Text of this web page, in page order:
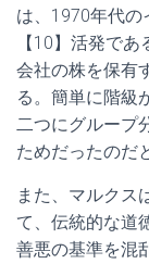
は、1970年代の
【10】活発で
会社の株を保有
る。簡単に階級
二つにグループ
ためだったのだ
また、マルクス
て、伝統的な道
善悪の基準を混